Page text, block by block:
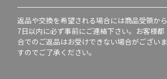
返品や交換を希望される場合には商品受領から
7日以内に必ず事前にご連絡下さい。お客様都
合でのご返品はお受けできない場合がございま
すのでご了承ください。